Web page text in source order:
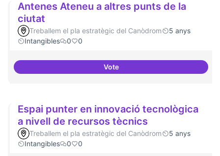
Antenes Ateneu a altres punts de la
ciutat
Treballem el pla estratègic del Canòdrom
5 anys
Intangibles
0 0
VoteAntenes Ateneu a altres punts
Espai punter en innovació tecnològica
a nivell de recursos tècnics
Treballem el pla estratègic del Canòdrom
5 anys
Intangibles
0 0